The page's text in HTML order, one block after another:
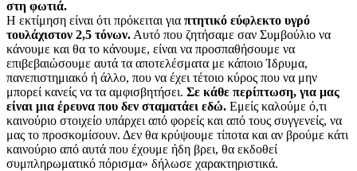
στη φωτιά.
Η εκτίμηση είναι ότι πρόκειται για πτητικό εύφλεκτο υγρό
τουλάχιστον 2,5 τόνων. Αυτό που ζητήσαμε σαν Συμβούλιο να
κάνουμε και θα το κάνουμε, είναι να προσπαθήσουμε να
επιβεβαιώσουμε αυτά τα αποτελέσματα με κάποιο Ίδρυμα,
πανεπιστημιακό ή άλλο, που να έχει τέτοιο κύρος που να μην
μπορεί κανείς να τα αμφισβητήσει. Σε κάθε περίπτωση, για μας
είναι μια έρευνα που δεν σταματάει εδώ. Εμείς καλούμε ό,τι
καινούριο στοιχείο υπάρχει από φορείς και από τους συγγενείς, να
μας το προσκομίσουν. Δεν θα κρύψουμε τίποτα και αν βρούμε κάτι
καινούριο από αυτά που έχουμε ήδη βρει, θα εκδοθεί
συμπληρωματικό πόρισμα» δήλωσε χαρακτηριστικά.